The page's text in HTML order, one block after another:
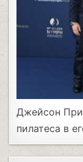
Джейсон
пилатеса в